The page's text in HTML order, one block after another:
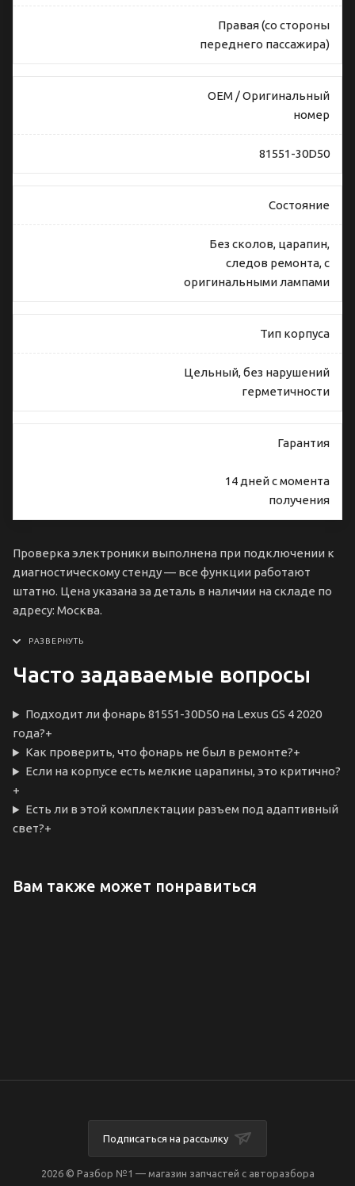
Правая (со стороны
переднего пассажира)
OEM / Оригинальный
номер
81551-30D50
Состояние
Без сколов, царапин,
следов ремонта, с
оригинальными лампами
Тип корпуса
Цельный, без нарушений
герметичности
Гарантия
14 дней с момента
получения
Проверка электроники выполнена при подключении к
диагностическому стенду — все функции работают
штатно. Цена указана за деталь в наличии на складе по
адресу: Москва.
Часто задаваемые вопросы
Подходит ли фонарь 81551-30D50 на Lexus GS 4 2020
года?+
Как проверить, что фонарь не был в ремонте?+
Если на корпусе есть мелкие царапины, это критично?
+
Есть ли в этой комплектации разъем под адаптивный
свет?+
Вам также может понравиться
Подписаться на рассылку
2026 © Разбор №1 — магазин запчастей с авторазбора